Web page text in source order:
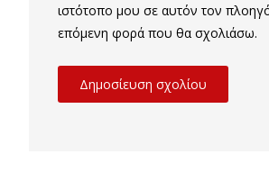
ιστότοπο μου σε αυτόν τον
επόμενη φορά που θα σχολιάσω.